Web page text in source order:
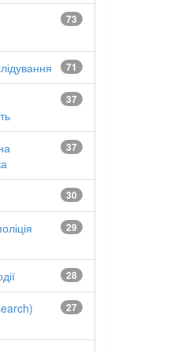
73
71
37
37
30
29
28
27